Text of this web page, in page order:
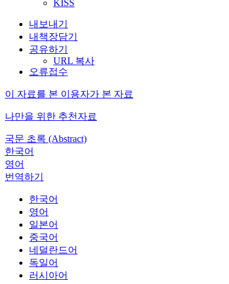
KISS
내보내기
내책장담기
공유하기
URL 복사
오류접수
이 자료를 본 이용자가 본 자료
나만을 위한 추천자료
국문 초록 (Abstract)
한국어
영어
번역하기
한국어
영어
일본어
중국어
네덜란드어
독일어
러시아어